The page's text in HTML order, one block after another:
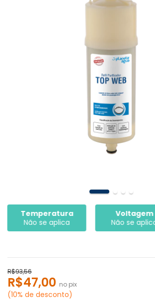
Voltagem
Não se aplica
Retenção de
partículas
Classe C
R$93,56
R$47,00 no pix
(10% de desconto)